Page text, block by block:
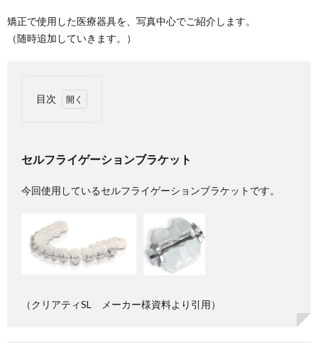
矯正で使用した医療器具を、写真中心でご紹介します。
（随時追加していきます。）
目次
1.
イゲ
ョン
ト
2.
アン
リュ
セルフライゲーションブラケット
今回使用しているセルフライゲーションブラケットです。
（クリアティSL メーカー様資料より引用）